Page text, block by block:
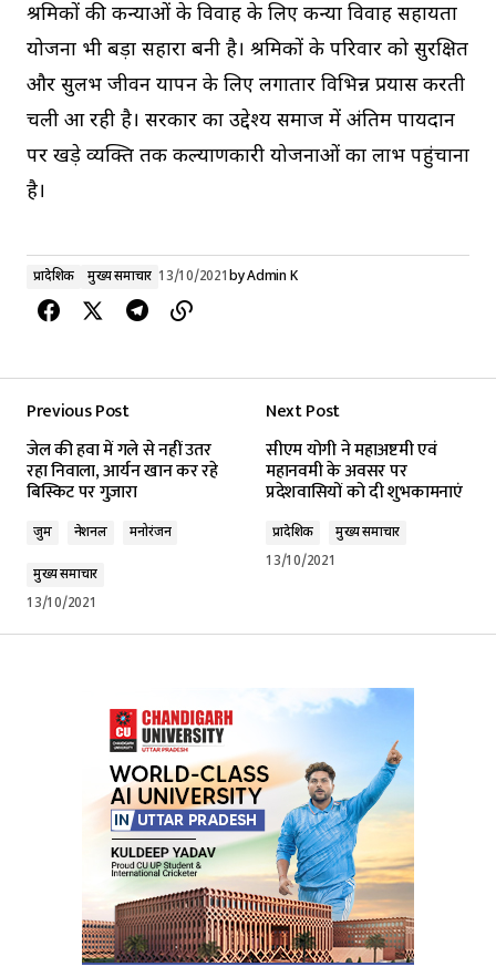
श्रमिकों की कन्याओं के विवाह के लिए कन्या विवाह सहायता
योजना भी बड़ा सहारा बनी है। श्रमिकों के परिवार को सुरक्षित
और सुलभ जीवन यापन के लिए लगातार विभिन्न प्रयास करती
चली आ रही है। सरकार का उद्देश्य समाज में अंतिम पायदान
पर खड़े व्यक्ति तक कल्याणकारी योजनाओं का लाभ पहुंचाना
है।
प्रादेशिक मुख्य समाचार 13/10/2021byAdmin K
Previous Post
जेल की हवा में गले से नहीं उतर
रहा निवाला, आर्यन खान कर रहे
बिस्किट पर गुज़ारा
जुर्म नेशनल मनोरंजन
मुख्य समाचार
13/10/2021
Next Post
सीएम योगी ने महाअष्टमी एवं
महानवमी के अवसर पर
प्रदेशवासियों को दी शुभकामनाएं
प्रादेशिक
मुख्य समाचार
13/10/2021